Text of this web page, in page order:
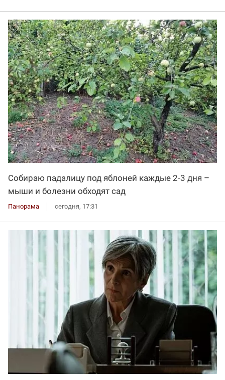
Собираю падалицу под яблоней каждые 2-3 дня –
мыши и болезни обходят сад
Панорама сегодня, 17:31